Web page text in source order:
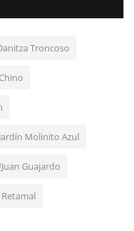
Troncoso
Molinito Azul
Guajardo